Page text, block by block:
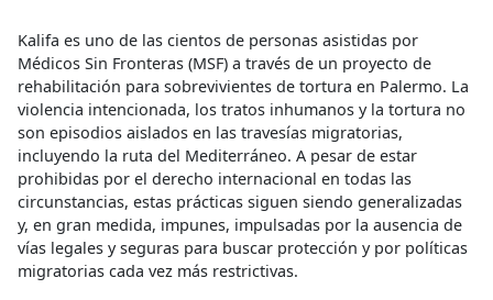
Kalifa es uno de las cientos de personas asistidas por
Médicos Sin Fronteras (MSF) a través de un proyecto de
rehabilitación para sobrevivientes de tortura en Palermo. La
violencia intencionada, los tratos inhumanos y la tortura no
son episodios aislados en las travesías migratorias,
incluyendo la ruta del Mediterráneo. A pesar de estar
prohibidas por el derecho internacional en todas las
circunstancias, estas prácticas siguen siendo generalizadas
y, en gran medida, impunes, impulsadas por la ausencia de
vías legales y seguras para buscar protección y por políticas
migratorias cada vez más restrictivas.